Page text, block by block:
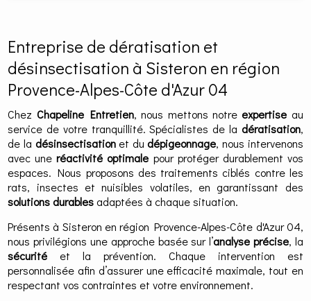
Entreprise de dératisation et
désinsectisation à Sisteron en région
Provence-Alpes-Côte d'Azur 04
Chez Chapeline Entretien, nous mettons notreexpertise au
service de votre tranquillité. Spécialistes de la dératisation,
de la désinsectisationet dudépigeonnage, nous intervenons
avec uneréactivité optimale pour protéger durablement vos
espaces. Nous proposons des traitements ciblés contre les
rats, insectes et nuisibles volatiles, en garantissant des
solutions durables adaptées à chaque situation.
Présents à Sisteron en région Provence-Alpes-Côte d'Azur 04,
nous privilégions une approche basée sur l’analyse précise, la
sécurité et la prévention. Chaque intervention est
personnalisée afin d’assurer une efficacité maximale, tout en
respectant vos contraintes et votre environnement.